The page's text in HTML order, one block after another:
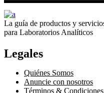
La guía de productos y
para Laboratorios Analíticos
Legales
Quiénes Somos
Anuncie con nosotros
Términos & Condiciones